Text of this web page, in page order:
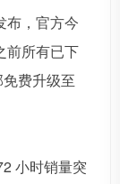
布，官方今
前所有已下
费升级至
小时销量突